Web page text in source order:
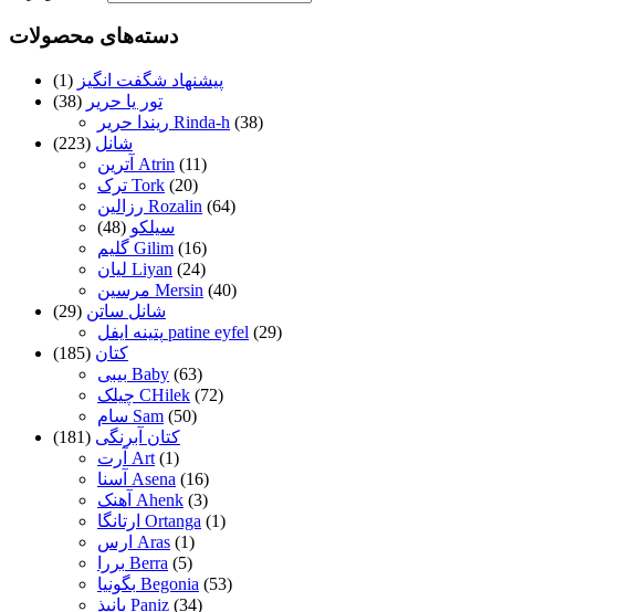
دسته‌های محصولات
پیشنهاد شگفت انگیز (1)
تور یا حریر (38)
ریندا حریر Rinda-h (38)
شانل (223)
آترین Atrin (11)
ترک Tork (20)
رزالین Rozalin (64)
سیلکو (48)
گلیم Gilim (16)
لیان Liyan (24)
مرسین Mersin (40)
شانل ساتن (29)
پتینه ایفل patine eyfel (29)
کتان (185)
بیبی Baby (63)
چیلک CHilek (72)
سام Sam (50)
کتان آبرنگی (181)
آرت Art (1)
آسنا Asena (16)
آهنک Ahenk (3)
ارتانگا Ortanga (1)
ارس Aras (1)
بررا Berra (5)
بگونیا Begonia (53)
پانیذ Paniz (34)